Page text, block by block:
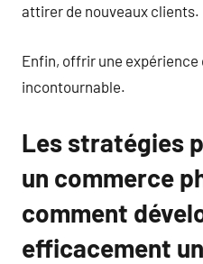
attirer de nouveaux clients.
Enfin, offrir une
incontournable.
Les stratégies
un commerce
comment
efficacement